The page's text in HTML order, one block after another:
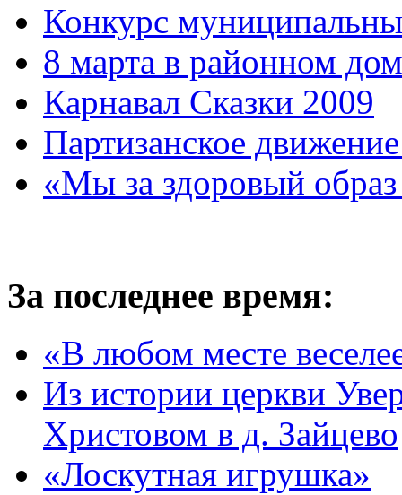
Конкурс
8 марта в районном
Карнавал Сказки 2009
Партизанское
«Мы за здоровый
За последнее время:
«В любом месте
Из истории церкви
Христовом в д. Зайцево
«Лоскутная игрушка»